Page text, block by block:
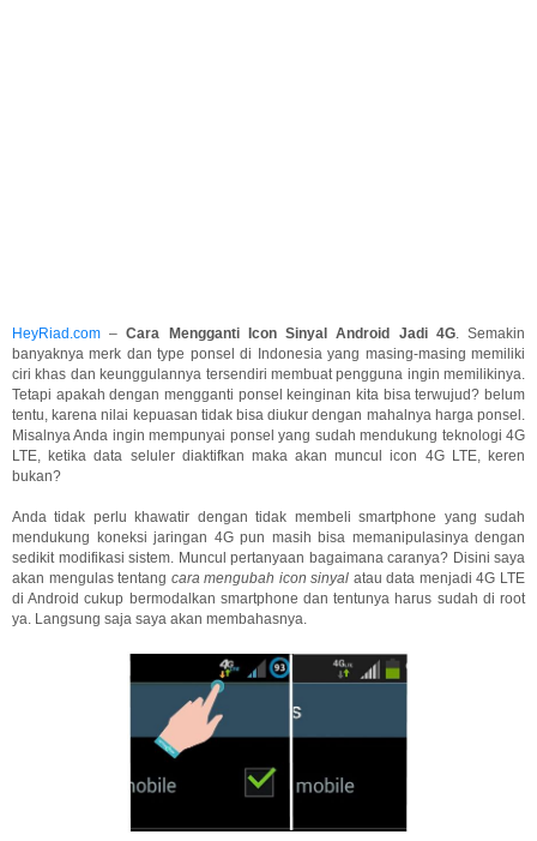
HeyRiad.com –Cara Mengganti Icon Sinyal Android Jadi 4G. Semakin
banyaknya merk dan type ponsel di Indonesia yang masing-masing memiliki
ciri khas dan keunggulannya tersendiri membuat pengguna ingin memilikinya.
Tetapi apakah dengan mengganti ponsel keinginan kita bisa terwujud? belum
tentu, karena nilai kepuasan tidak bisa diukur dengan mahalnya harga ponsel.
Misalnya Anda ingin mempunyai ponsel yang sudah mendukung teknologi 4G
LTE, ketika data seluler diaktifkan maka akan muncul icon 4G LTE, keren
bukan?
Anda tidak perlu khawatir dengan tidak membeli smartphone yang sudah
mendukung koneksi jaringan 4G pun masih bisa memanipulasinya dengan
sedikit modifikasi sistem. Muncul pertanyaan bagaimana caranya? Disini saya
akan mengulas tentang cara mengubah icon sinyal atau data menjadi 4G LTE
di Android cukup bermodalkan smartphone dan tentunya harus sudah di root
ya. Langsung saja saya akan membahasnya.